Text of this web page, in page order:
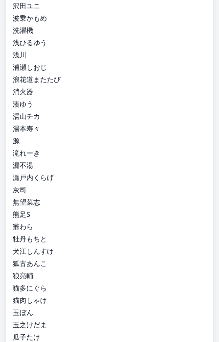
沢田ユニ
波乗かもめ
洗濯機
浅ひるゆう
浅川
浦瀬しおじ
浪花道またたび
消火器
湊ゆう
湯山チカ
湯本寿々
源
滝れーき
漏不湯
瀬戸内くらげ
灰司
無望菜志
熊足S
爺わら
牡丹もちと
犬江しんすけ
狐古あんこ
狼亮輔
猫多にぐら
猫肉しゃけ
玉ぼん
玉之けだま
瓜子たけ